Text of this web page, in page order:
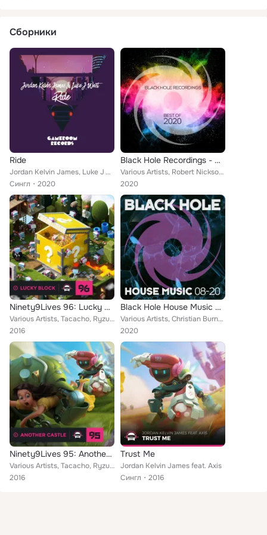
Сборники
Ride
Jordan Kelvin James, Luke J West
Сингл
2020
Black Hole Recordings - Best of 2020
Various Artists, Robert Nickson, twoDB, EL3CTRXX, BT, Solarstone, John Askew, Orkidea, Dennis Sheperd, Andy Duguid, Markus Schul...
2020
Ninety9Lives 96: Lucky Block
Various Artists, Tacacho, Ryzu, Jim Yosef, Jhacs, Distrion, Ahxello, ProtosoniX, STARLYTE, Xan Griffin, Elektronomia, Finesu, Wi...
2016
Black Hole House Music 08-20
Various Artists, Christian Burns, Jordan Kelvin James, TaylorX, Dirrty Berry, Charmes, Beave, MR. CLN, MDB, Game Chasers, Trizzo...
2020
Ninety9Lives 95: Another Castle
Various Artists, Tacacho, Ryzu, Jim Yosef, Mat Denn, Cistrolat, Ahxello, Venemy, Alex Doan, Gill Chang, Axtasia, Umpire, Anikdot...
2016
Trust Me
Jordan Kelvin James feat. Axis
Сингл
2016